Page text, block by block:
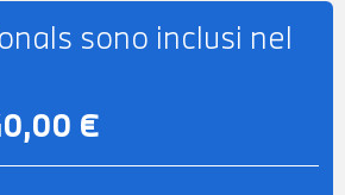
PACKAGE
- RICARICA WIRELESS
- BMW LIVE COCKPIT
- POSSIBILITA'
sono inclusi nel
€